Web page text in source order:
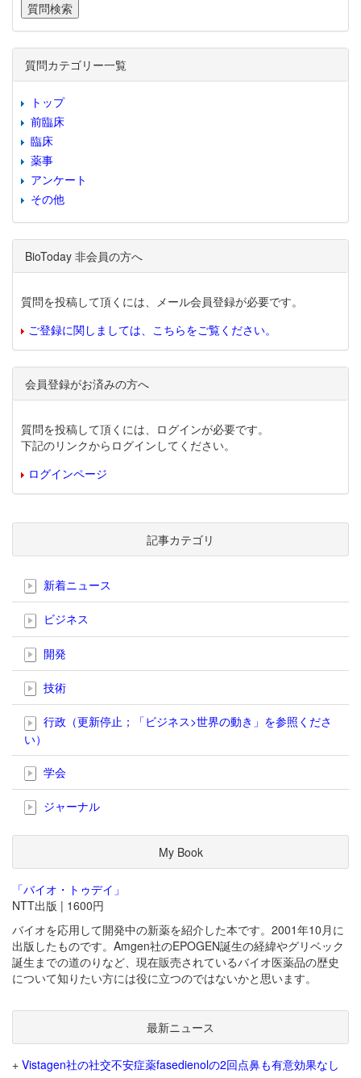
質問カテゴリー一覧
トップ
前臨床
臨床
薬事
アンケート
その他
BioToday 非会員の方へ
質問を投稿して頂くには、メール会員登録が必要です。
ご登録に関しましては、こちらをご覧ください。
会員登録がお済みの方へ
質問を投稿して頂くには、ログインが必要です。
下記のリンクからログインしてください。
ログインページ
記事カテゴリ
新着ニュース
ビジネス
開発
技術
行政（更新停止；「ビジネス>世界の動き」を参照くださ
い）
学会
ジャーナル
My Book
「バイオ・トゥデイ」
NTT出版 | 1600円
バイオを応用して開発中の新薬を紹介した本です。2001年10月に
出版したものです。Amgen社のEPOGEN誕生の経緯やグリベック
誕生までの道のりなど、現在販売されているバイオ医薬品の歴史
について知りたい方には役に立つのではないかと思います。
最新ニュース
+ Vistagen社の社交不安症薬fasedienolの2回点鼻も有意効果なし